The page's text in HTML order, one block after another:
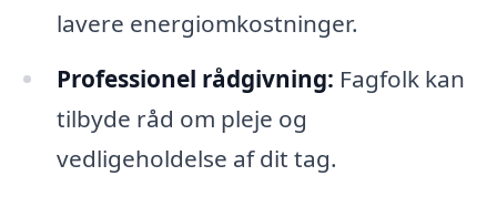
lavere energiomkostninger.
Professionel rådgivning: Fagfolk kan
tilbyde råd om pleje og
vedligeholdelse af dit tag.